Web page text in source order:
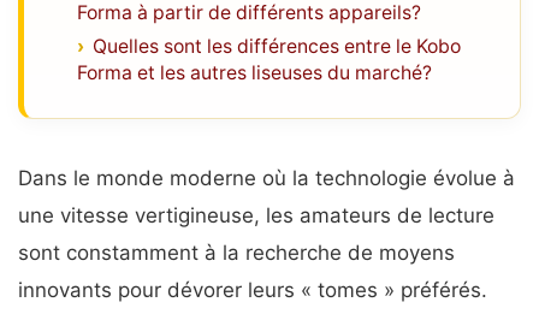
Forma à partir de différents appareils?
Quelles sont les différences entre le Kobo
Forma et les autres liseuses du marché?
Dans le monde moderne où la technologie évolue à
une vitesse vertigineuse, les amateurs de lecture
sont constamment à la recherche de moyens
innovants pour dévorer leurs « tomes » préférés.